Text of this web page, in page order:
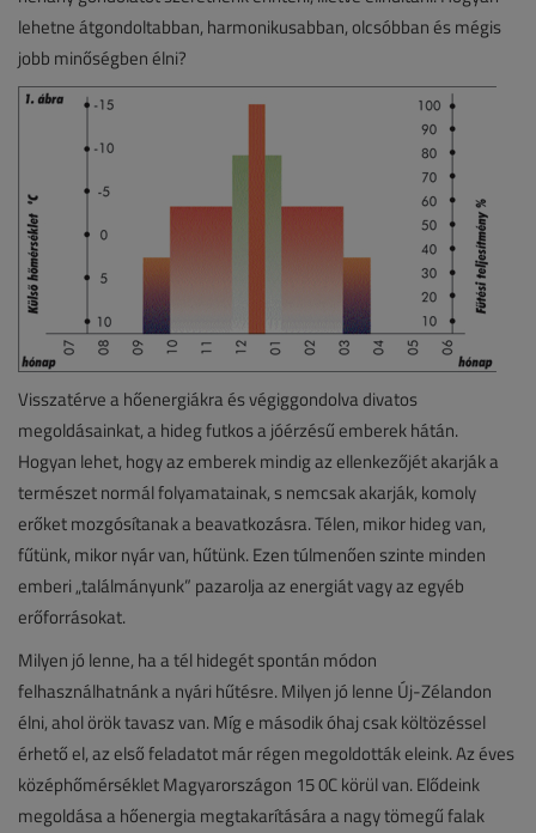
lehetne átgondoltabban, harmonikusabban, olcsóbban és mégis
jobb minőségben élni?
Visszatérve a hőenergiákra és végiggondolva divatos
megoldásainkat, a hideg futkos a jóérzésű emberek hátán.
Hogyan lehet, hogy az emberek mindig az ellenkezőjét akarják a
természet normál folyamatainak, s nemcsak akarják, komoly
erőket mozgósítanak a beavatkozásra. Télen, mikor hideg van,
fűtünk, mikor nyár van, hűtünk. Ezen túlmenően szinte minden
emberi „találmányunk” pazarolja az energiát vagy az egyéb
erőforrásokat.
Milyen jó lenne, ha a tél hidegét spontán módon
felhasználhatnánk a nyári hűtésre. Milyen jó lenne Új-Zélandon
élni, ahol örök tavasz van. Míg e második óhaj csak költözéssel
érhető el, az első feladatot már régen megoldották eleink. Az éves
középhőmérséklet Magyarországon 15 0C körül van. Elődeink
megoldása a hőenergia megtakarítására a nagy tömegű falak